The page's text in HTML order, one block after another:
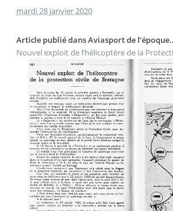
mardi 28 janvier 2020
Article publié dans Aviasport de
Nouvel exploit de l’hélicoptère de la